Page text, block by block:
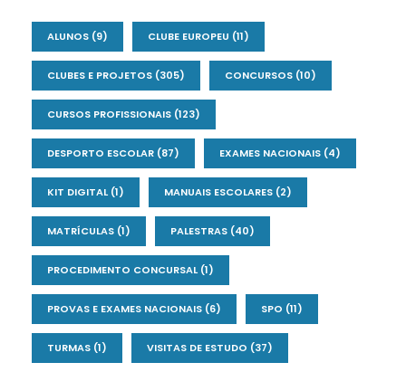
ALUNOS (9) CLUBE EUROPEU (11)
CLUBES E PROJETOS (305) CONCURSOS (10)
CURSOS PROFISSIONAIS (123)
DESPORTO ESCOLAR (87) EXAMES NACIONAIS (4)
KIT DIGITAL(1) MANUAIS ESCOLARES (2)
MATRÍCULAS (1) PALESTRAS (40)
PROCEDIMENTO CONCURSAL(1)
PROVAS E EXAMES NACIONAIS (6) SPO (11)
TURMAS (1) VISITAS DE ESTUDO (37)